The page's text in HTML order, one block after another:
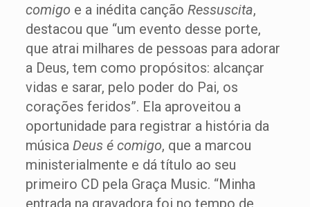
comigo e a inédita canção Ressuscita,
destacou que “um evento desse porte,
que atrai milhares de pessoas para adorar
a Deus, tem como propósitos: alcançar
vidas e sarar, pelo poder do Pai, os
corações feridos”. Ela aproveitou a
oportunidade para registrar a história da
música Deus é comigo, que a marcou
ministerialmente e dá título ao seu
primeiro CD pela Graça Music. “Minha